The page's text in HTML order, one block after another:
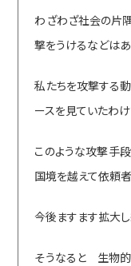
わざわざ社会の片
撃をうけるなどは
私たちを攻撃する
ースを見ていたわ
このような攻撃手
国境を越えて依頼
今後ますます拡大
そうなると 生物的